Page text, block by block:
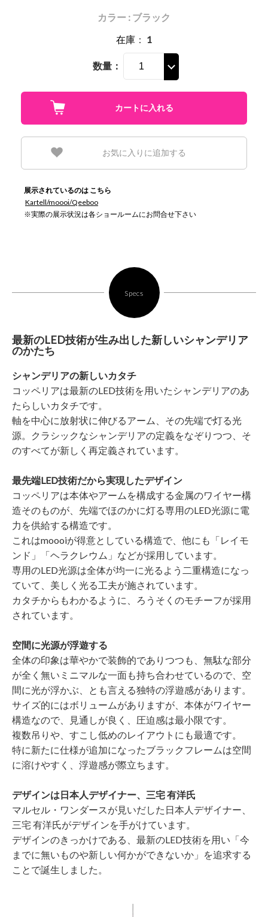
カラー : ブラック
在庫 ： 1
数量：
お気に入りに追加する
展示されているのは こちら
Kartell/moooi/Qeeboo
※実際の展示状況は各ショールームにお問合せ下さい
Specs
最新のLED技術が生み出した新しいシャンデリア
のかたち
シャンデリアの新しいカタチ
コッペリアは最新のLED技術を用いたシャンデリアのあ
たらしいカタチです。
軸を中心に放射状に伸びるアーム、その先端で灯る光
源。クラシックなシャンデリアの定義をなぞりつつ、そ
のすべてが新しく再定義されています。
最先端LED技術だから実現したデザイン
コッペリアは本体やアームを構成する金属のワイヤー構
造そのものが、先端でほのかに灯る専用のLED光源に電
力を供給する構造です。
これはmoooiが得意としている構造で、他にも「レイモ
ンド」「ヘラクレウム」などが採用しています。
専用のLED光源は全体が均一に光るよう二重構造になっ
ていて、美しく光る工夫が施されています。
カタチからもわかるように、ろうそくのモチーフが採用
されています。
空間に光源が浮遊する
全体の印象は華やかで装飾的でありつつも、無駄な部分
が全く無いミニマルな一面も持ち合わせているので、空
間に光が浮かぶ、とも言える独特の浮遊感があります。
サイズ的にはボリュームがありますが、本体がワイヤー
構造なので、見通しが良く、圧迫感は最小限です。
複数吊りや、すこし低めのレイアウトにも最適です。
特に新たに仕様が追加になったブラックフレームは空間
に溶けやすく、浮遊感が際立ちます。
デザインは日本人デザイナー、三宅 有洋氏
マルセル・ワンダースが見いだした日本人デザイナー、
三宅 有洋氏がデザインを手がけています。
デザインのきっかけである、最新のLED技術を用い「今
までに無いものや新しい何かができないか」を追求する
ことで誕生しました。